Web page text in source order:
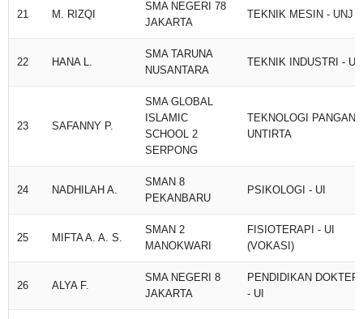
21 M. RIZQI
SMA NEGERI 78
JAKARTA
TEKNIK MESIN - UNJ
22 HANA L.
SMA TARUNA
NUSANTARA
TEKNIK INDUSTRI - UI
23 SAFANNY P.
SMA GLOBAL
ISLAMIC
SCHOOL 2
SERPONG
TEKNOLOGI PANGAN -
UNTIRTA
24 NADHILAH A.
SMAN 8
PEKANBARU
PSIKOLOGI - UI
25 MIFTA A. A. S.
SMAN 2
MANOKWARI
FISIOTERAPI - UI
(VOKASI)
26 ALYA F.
SMA NEGERI 8
JAKARTA
PENDIDIKAN DOKTER
- UI